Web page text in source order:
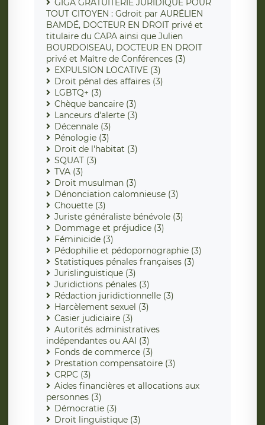
GIGA GRATUITERIE JURIDIQUE POUR
TOUT CITOYEN : Gdroit par AURÉLIEN
BAMDÉ, DOCTEUR EN DROIT privé et
titulaire du CAPA ainsi que Julien
BOURDOISEAU, DOCTEUR EN DROIT
privé et Maître de Conférences (3)
EXPULSION LOCATIVE (3)
Droit pénal des affaires (3)
LGBTQ+ (3)
Chèque bancaire (3)
Lanceurs d'alerte (3)
Décennale (3)
Pénologie (3)
Droit de l'habitat (3)
SQUAT (3)
TVA (3)
Droit musulman (3)
Dénonciation calomnieuse (3)
Chouette (3)
Juriste généraliste bénévole (3)
Dommage et préjudice (3)
Féminicide (3)
Pédophilie et pédopornographie (3)
Statistiques pénales françaises (3)
Jurislinguistique (3)
Juridictions pénales (3)
Rédaction juridictionnelle (3)
Harcèlement sexuel (3)
Casier judiciaire (3)
Autorités administratives
indépendantes ou AAI (3)
Fonds de commerce (3)
Prestation compensatoire (3)
CRPC (3)
Aides financières et allocations aux
personnes (3)
Démocratie (3)
Droit linguistique (3)